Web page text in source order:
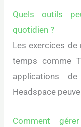
Quels outils
quotidien ?
Les exercices de
temps comme
applications
Headspace
Comment